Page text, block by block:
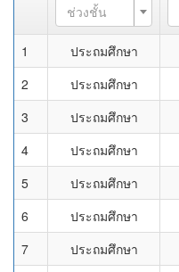
ช่วงชั้น
1 ประถมศึกษา
2
ประถมศึกษา
3
ประถมศึกษา
4
ประถมศึกษา
5
ประถมศึกษา
6
ประถมศึกษา
7
ประถมศึกษา